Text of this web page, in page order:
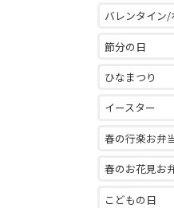
バレンタイン
節分の日
ひなまつり
イースター
春の行楽お弁
春のお花見お
こどもの日